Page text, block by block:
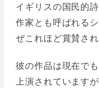
イギリスの国民的
作家とも呼ばれる
ぜこれほど賞賛さ
彼の作品は現在で
上演されています